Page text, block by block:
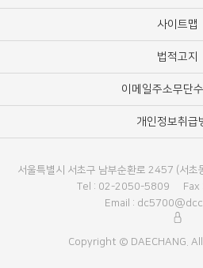
사이트맵
법적고지
이메일주소무단
개인정보취급
서울특별시 서초구 남부순환로 2457 (서
Tel : 02-2050-5809
Email :
Copyright © DAECHANG.